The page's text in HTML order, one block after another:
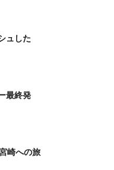
ュした
最終発
崎への旅